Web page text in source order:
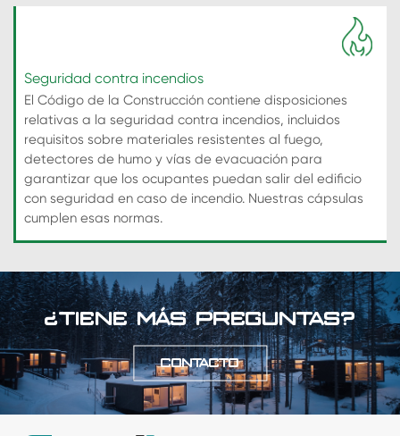
Seguridad contra incendios
El Código de la Construcción contiene disposiciones
relativas a la seguridad contra incendios, incluidos
requisitos sobre materiales resistentes al fuego,
detectores de humo y vías de evacuación para
garantizar que los ocupantes puedan salir del edificio
con seguridad en caso de incendio. Nuestras cápsulas
cumplen esas normas.
¿TIENE MÁS PREGUNTAS?
CONTACTO